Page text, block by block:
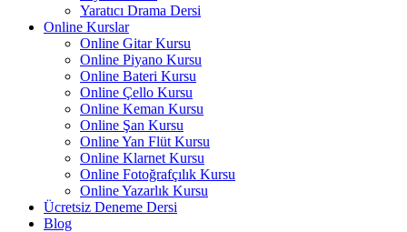
Yaratıcı Drama Dersi
Online Kurslar
Online Gitar Kursu
Online Piyano Kursu
Online Bateri Kursu
Online Çello Kursu
Online Keman Kursu
Online Şan Kursu
Online Yan Flüt Kursu
Online Klarnet Kursu
Online Fotoğrafçılık Kursu
Online Yazarlık Kursu
Ücretsiz Deneme Dersi
Blog